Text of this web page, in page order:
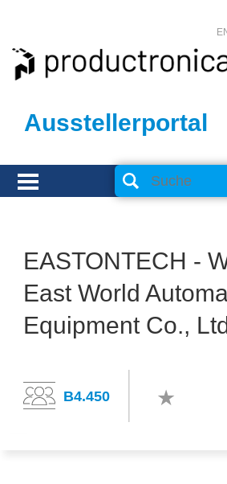
Ausstellerportal
EASTONTECH -
East World
Equipment Co.,
B4.450